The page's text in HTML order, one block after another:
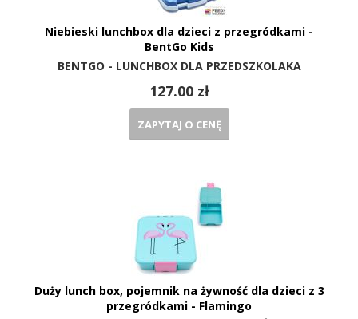
Niebieski lunchbox dla dzieci z przegródkami -
BentGo Kids
BENTGO - LUNCHBOX DLA PRZEDSZKOLAKA
127.00 zł
ZAPYTAJ O CENĘ
Duży lunch box, pojemnik na żywność dla dzieci z 3
przegródkami - Flamingo